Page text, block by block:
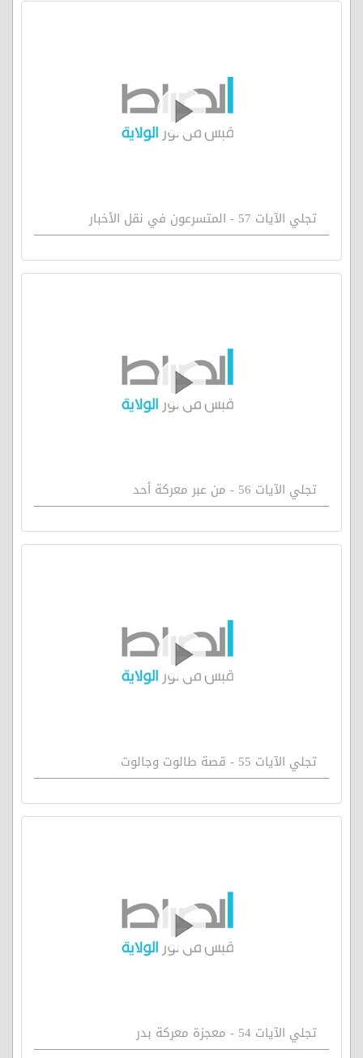
تجلي الآيات 57 - المتسرعون في نقل الأخبار
تجلي الآيات 56 - من عبر معركة أحد
تجلي الآيات 55 - قصة طالوت وجالوت
تجلي الآيات 54 - معجزة معركة بدر